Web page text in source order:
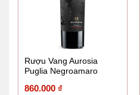
Rượu Vang Aurosia
Puglia Negroamaro
860.000 ₫